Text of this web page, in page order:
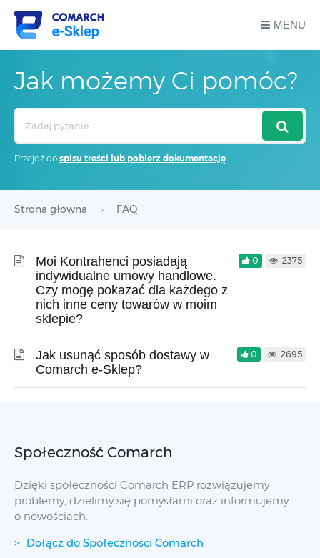
MENU
Jak możemy Ci pomóc?
Przejdź do spisu treści lub pobierz dokumentację
Strona główna FAQ
Moi Kontrahenci posiadają
indywidualne umowy handlowe.
Czy mogę pokazać dla każdego z
nich inne ceny towarów w moim
sklepie?
0 2375
Jak usunąć sposób dostawy w
Comarch e-Sklep?
0 2695
Społeczność Comarch
Dzięki społeczności Comarch ERP rozwiązujemy
problemy, dzielimy się pomysłami oraz informujemy
o nowościach.
Dołącz do Społeczności Comarch